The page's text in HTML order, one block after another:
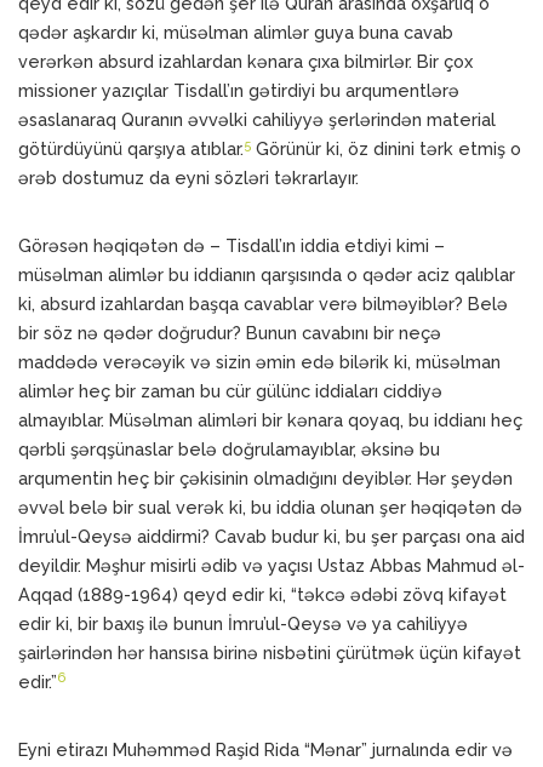
qədər aşkardır ki, müsəlman alimlər guya buna cavab
verərkən absurd izahlardan kənara çıxa bilmirlər. Bir çox
missioner yazıçılar Tisdall’ın gətirdiyi bu arqumentlərə
əsaslanaraq Quranın əvvəlki cahiliyyə şerlərindən material
götürdüyünü qarşıya atıblar.5 Görünür ki, öz dinini tərk etmiş o
ərəb dostumuz da eyni sözləri təkrarlayır.
Görəsən həqiqətən də – Tisdall’ın iddia etdiyi kimi –
müsəlman alimlər bu iddianın qarşısında o qədər aciz qalıblar
ki, absurd izahlardan başqa cavablar verə bilməyiblər? Belə
bir söz nə qədər doğrudur? Bunun cavabını bir neçə
maddədə verəcəyik və sizin əmin edə bilərik ki, müsəlman
alimlər heç bir zaman bu cür gülünc iddiaları ciddiyə
almayıblar. Müsəlman alimləri bir kənara qoyaq, bu iddianı heç
qərbli şərqşünaslar belə doğrulamayıblar, əksinə bu
arqumentin heç bir çəkisinin olmadığını deyiblər. Hər şeydən
əvvəl belə bir sual verək ki, bu iddia olunan şer həqiqətən də
İmru’ul-Qeysə aiddirmi? Cavab budur ki, bu şer parçası ona aid
deyildir. Məşhur misirli ədib və yaçısı Ustaz Abbas Mahmud əl-
Aqqad (1889-1964) qeyd edir ki, “təkcə ədəbi zövq kifayət
edir ki, bir baxış ilə bunun İmru’ul-Qeysə və ya cahiliyyə
şairlərindən hər hansısa birinə nisbətini çürütmək üçün kifayət
edir.”6
Eyni etirazı Muhəmməd Raşid Rida “Mənar” jurnalında edir və